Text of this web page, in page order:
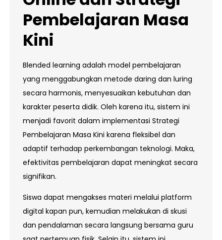
Pembelajaran Masa
Kini
Blended learning adalah model pembelajaran
yang menggabungkan metode daring dan luring
secara harmonis, menyesuaikan kebutuhan dan
karakter peserta didik. Oleh karena itu, sistem ini
menjadi favorit dalam implementasi Strategi
Pembelajaran Masa Kini karena fleksibel dan
adaptif terhadap perkembangan teknologi. Maka,
efektivitas pembelajaran dapat meningkat secara
signifikan.
Siswa dapat mengakses materi melalui platform
digital kapan pun, kemudian melakukan di skusi
dan pendalaman secara langsung bersama guru